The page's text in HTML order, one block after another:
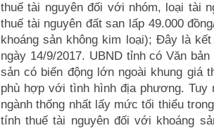
thuế tài nguyên đối với nhóm, loại tài
thuế tài nguyên đất san lấp 49.000
khoáng sản không kim loại); Đây là
ngày 14/9/2017. UBND tỉnh có Văn
sản có biến động lớn ngoài khung giá
phù hợp với tình hình địa phương.
ngành thống nhất lấy mức tối thiểu
tính thuế tài nguyên đối với khoáng